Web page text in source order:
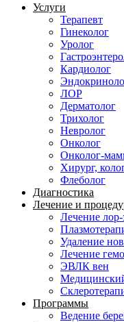
Услуги
Терапевт
Гинеколог
Уролог
Кардиолог
ЛОР
Дерматолог
Трихолог
Невролог
Онколог
Онколог-
Хирург,
Флеболог
Диагностика
Лечение и
Лечение лор-
Удаление
Лечение
ЭВЛК вен
Программы
Ведение